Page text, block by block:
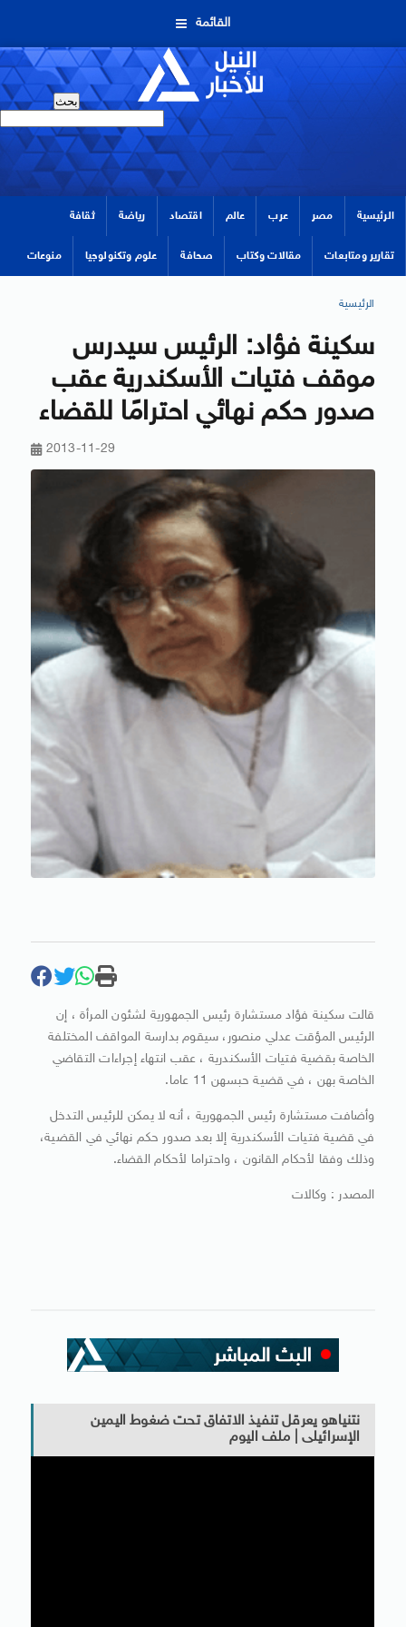
القائمة
الرئيسية مصر عرب عالم اقتصاد رياضة ثقافة
تقارير ومتابعات مقالات وكتاب صحافة علوم وتكنولوجيا منوعات
الرئيسية
سكينة فؤاد: الرئيس سيدرس
موقف فتيات الأسكندرية عقب
صدور حكم نهائي احترامًا للقضاء
2013-11-29
قالت سكينة فؤاد مستشارة رئيس الجمهورية لشئون المرأة ، إن
الرئيس المؤقت عدلي منصور، سيقوم بدارسة المواقف المختلفة
الخاصة بقضية فتيات الأسكندرية ، عقب انتهاء إجراءات التقاضي
الخاصة بهن ، في قضية حبسهن 11 عاما.
وأضافت مستشارة رئيس الجمهورية ، أنه لا يمكن للرئيس التدخل
في قضية فتيات الأسكندرية إلا بعد صدور حكم نهائي في القضية،
وذلك وفقا لأحكام القانون ، واحتراما لأحكام القضاء.
المصدر : وكالات
نتنياهو يعرقل تنفيذ الاتفاق تحت ضغوط اليمين
الإسرائيلى | ملف اليوم